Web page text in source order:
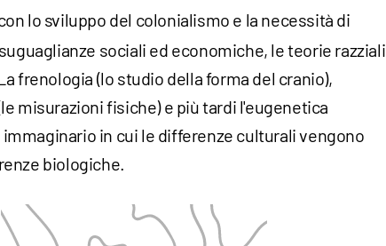
lo sviluppo del colonialismo e la necessità di
sociali ed economiche, le teorie razziali
frenologia (lo studio della forma del cranio),
misurazioni fisiche) e più tardi l'eugenetica
in cui le differenze culturali vengono
biologiche.